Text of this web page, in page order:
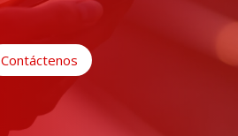
Contáctenos